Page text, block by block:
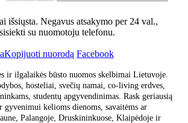
išsiųsta. Negavus atsakymo per 24 val.,
su nuomotoju telefonu.
Kopijuoti nuorodą Facebook
ir ilgalaikės būsto nuomos skelbimai Lietuvoje.
hosteliai, svečių namai, co-living erdves,
studentų apgyvendinimas. Rask geriausią
kelioms dienoms, savaitėms ar
Palangoje, Druskininkuose, Klaipėdoje ir